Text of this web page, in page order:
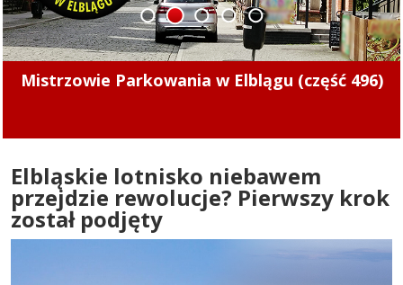
Pierwsze punkty w nowym sezonie. Concordia
1 2 3 4 5
Elbląskie lotnisko niebawem
przejdzie rewolucje? Pierwszy krok
został podjęty